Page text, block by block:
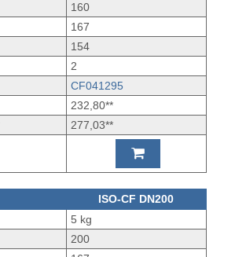
160
167
154
2
CF041295
232,80**
277,03**
ISO-CF DN200
5 kg
200